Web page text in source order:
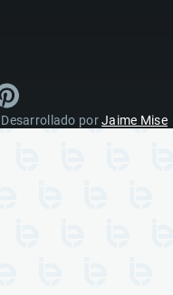
porJaime Mise